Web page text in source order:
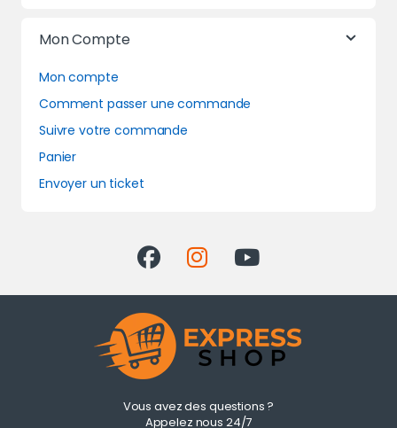
Mon Compte
Mon compte
Comment passer une commande
Suivre votre commande
Panier
Envoyer un ticket
Vous avez des questions ?
Appelez nous 24/7